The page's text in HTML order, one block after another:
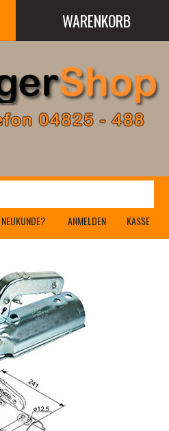
WARENKORB
NEUKUNDE? ANMELDEN KASSE